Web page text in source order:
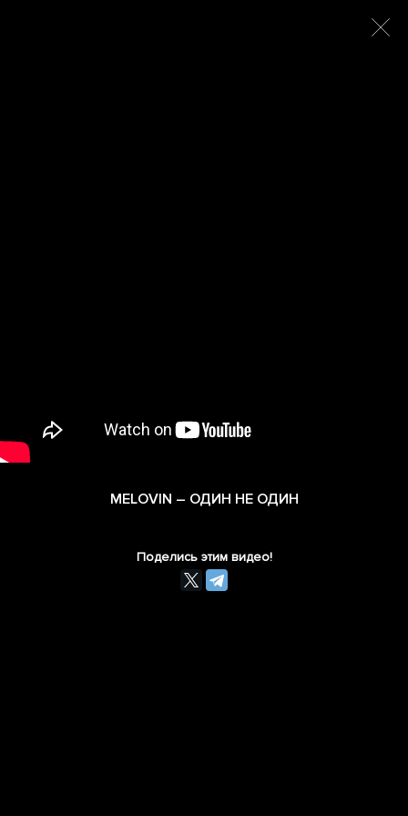
MELOVIN – ОДИН НЕ ОДИН
Поделись этим видео!